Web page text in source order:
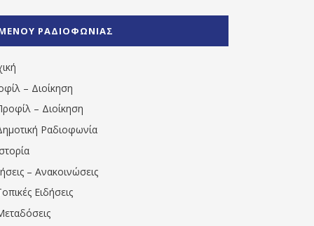
1531194763766854/" artist="" ]
ΡΑΔΙΟΦΩΝΙΑΣ
– Διοίκηση
– Διοίκηση
Ραδιοφωνία
– Ανακοινώσεις
Ειδήσεις